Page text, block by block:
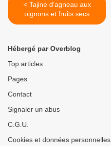
< Tajine d'agneau aux
oignons et fruits secs
Hébergé par Overblog
Top articles
Pages
Contact
Signaler un abus
C.G.U.
Cookies et données personnelles